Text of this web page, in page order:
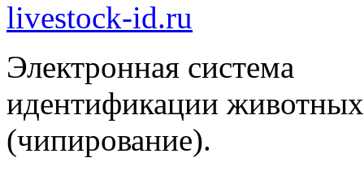
livestock-id.ru
Электронная система
идентификации животных
(чипирование).